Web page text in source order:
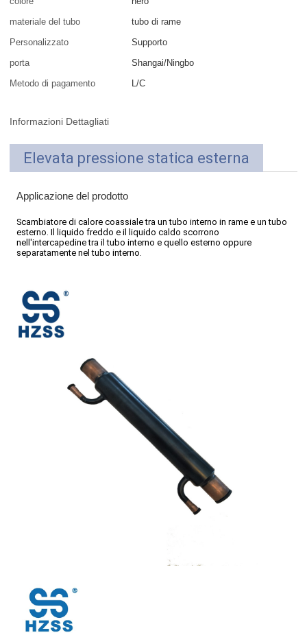
materiale del tubo
tubo di rame
Personalizzato
Supporto
porta
Shangai/Ningbo
Metodo di pagamento
L/C
Informazioni Dettagliati
Elevata pressione statica esterna
Applicazione del prodotto
Scambiatore di calore coassiale tra un tubo interno in rame e un tubo
esterno. Il liquido freddo e il liquido caldo scorrono
nell'intercapedine tra il tubo interno e quello esterno oppure
separatamente nel tubo interno.